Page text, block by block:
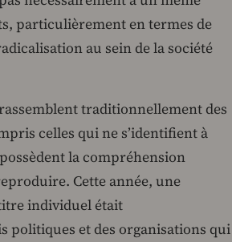
particulièrement en termes de
au sein de la société
traditionnellement des
celles qui ne s’identifient à
la compréhension
Cette année, une
individuel était
politiques et des organisations qui